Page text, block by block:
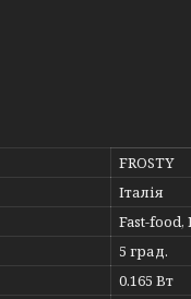
FROSTY
Італія
Fast-food,
5 град.
0.165 Вт